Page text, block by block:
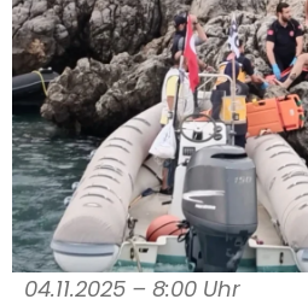
04.11.2025 – 8:00 Uhr